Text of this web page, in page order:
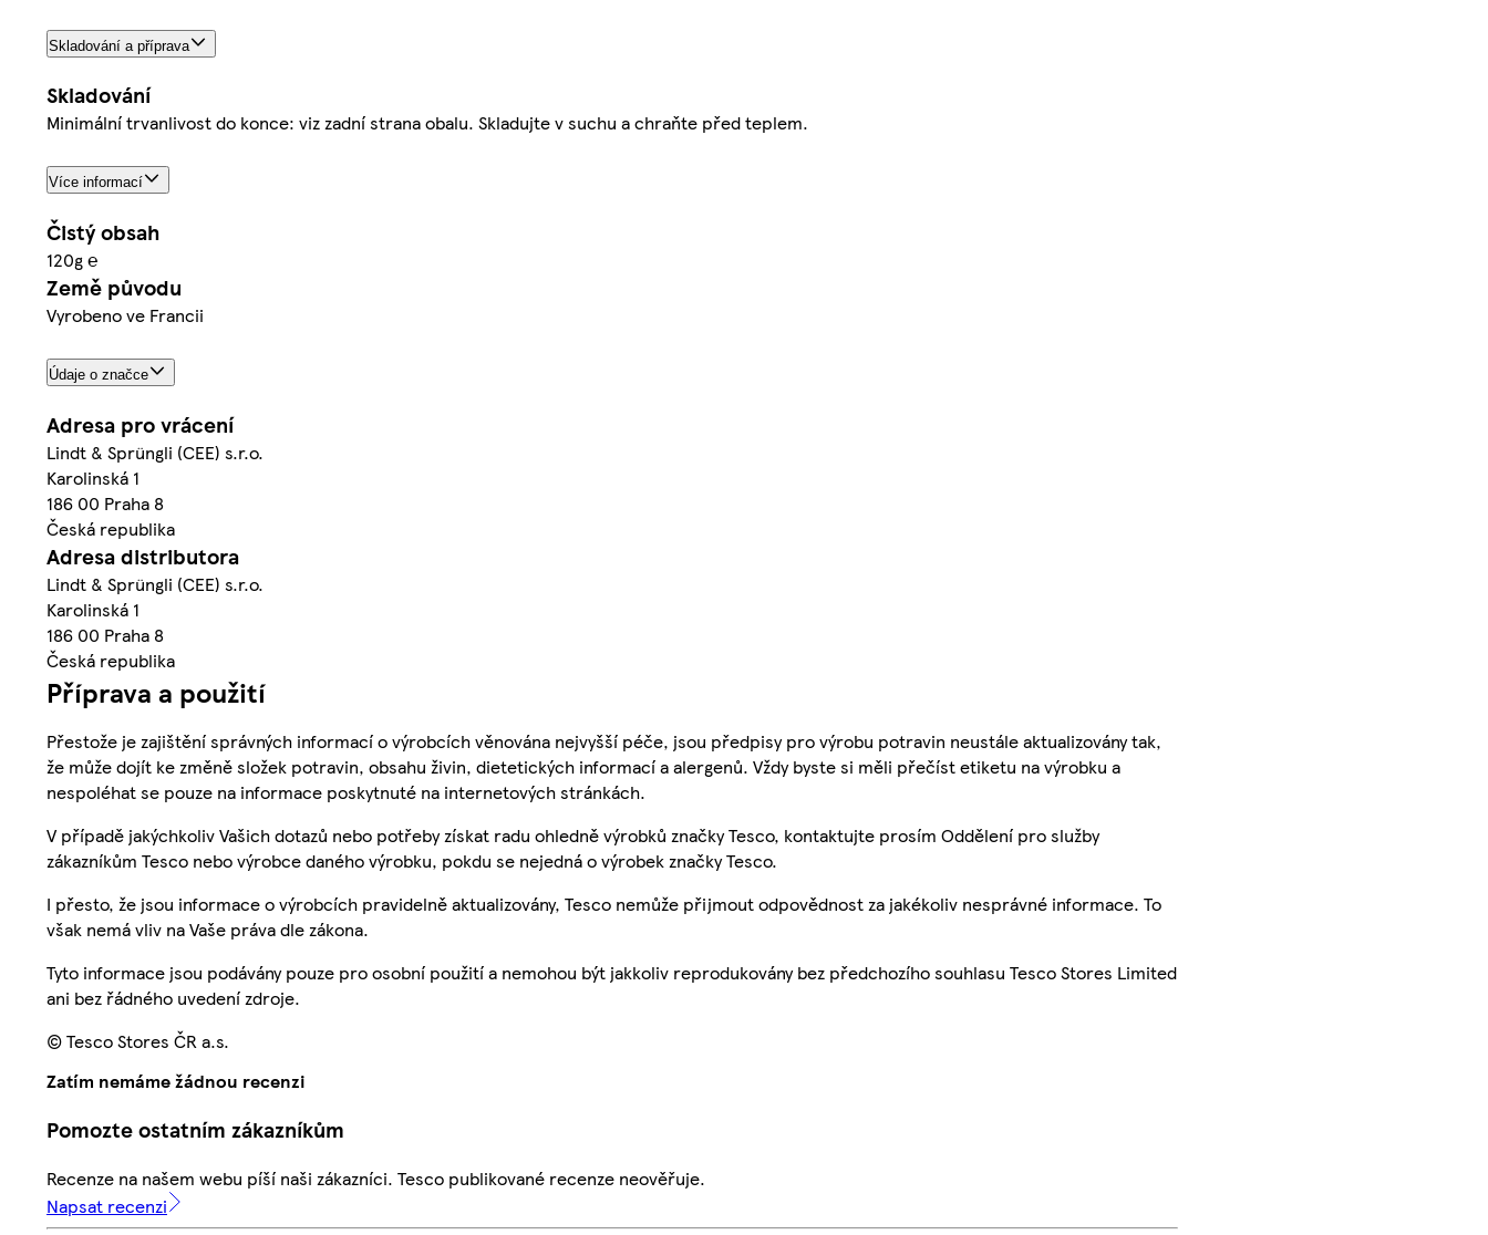
Skladování a příprava
Skladování
Minimální trvanlivost do konce: viz zadní strana obalu. Skladujte v suchu a chraňte před teplem.
Více informací
Čistý obsah
120g ℮
Země původu
Vyrobeno ve Francii
Údaje o značce
Adresa pro vrácení
Lindt & Sprüngli (CEE) s.r.o.
Karolinská 1
186 00 Praha 8
Česká republika
Adresa distributora
Lindt & Sprüngli (CEE) s.r.o.
Karolinská 1
186 00 Praha 8
Česká republika
Příprava a použití
Přestože je zajištění správných informací o výrobcích věnována nejvyšší péče, jsou předpisy pro výrobu potravin neustále aktualizovány tak,
že může dojít ke změně složek potravin, obsahu živin, dietetických informací a alergenů. Vždy byste si měli přečíst etiketu na výrobku a
nespoléhat se pouze na informace poskytnuté na internetových stránkách.
V případě jakýchkoliv Vašich dotazů nebo potřeby získat radu ohledně výrobků značky Tesco, kontaktujte prosím Oddělení pro služby
zákazníkům Tesco nebo výrobce daného výrobku, pokdu se nejedná o výrobek značky Tesco.
I přesto, že jsou informace o výrobcích pravidelně aktualizovány, Tesco nemůže přijmout odpovědnost za jakékoliv nesprávné informace. To
však nemá vliv na Vaše práva dle zákona.
Tyto informace jsou podávány pouze pro osobní použití a nemohou být jakkoliv reprodukovány bez předchozího souhlasu Tesco Stores Limited
ani bez řádného uvedení zdroje.
© Tesco Stores ČR a.s.
Zatím nemáme žádnou recenzi
Pomozte ostatním zákazníkům
Recenze na našem webu píší naši zákazníci. Tesco publikované recenze neověřuje.
Napsat recenzi